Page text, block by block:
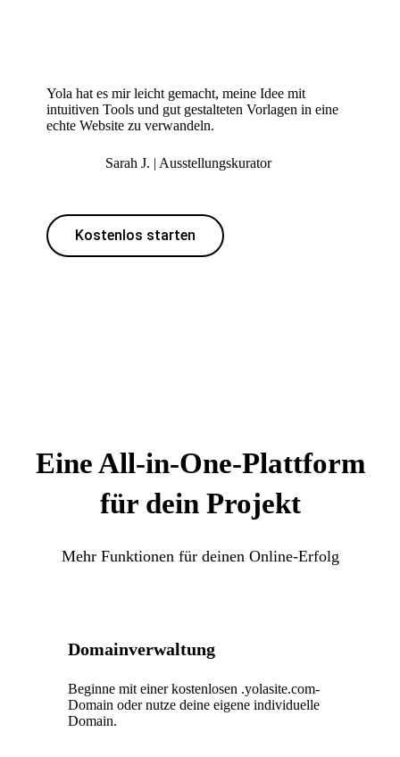
Yola hat es mir leicht gemacht, meine Idee mit
intuitiven Tools und gut gestalteten Vorlagen in eine
echte Website zu verwandeln.
Sarah J. | Ausstellungskurator
Kostenlos starten
Eine All-in-One-Plattform
für dein Projekt
Mehr Funktionen für deinen Online-Erfolg
Domainverwaltung
Beginne mit einer kostenlosen .yolasite.com-
Domain oder nutze deine eigene individuelle
Domain.